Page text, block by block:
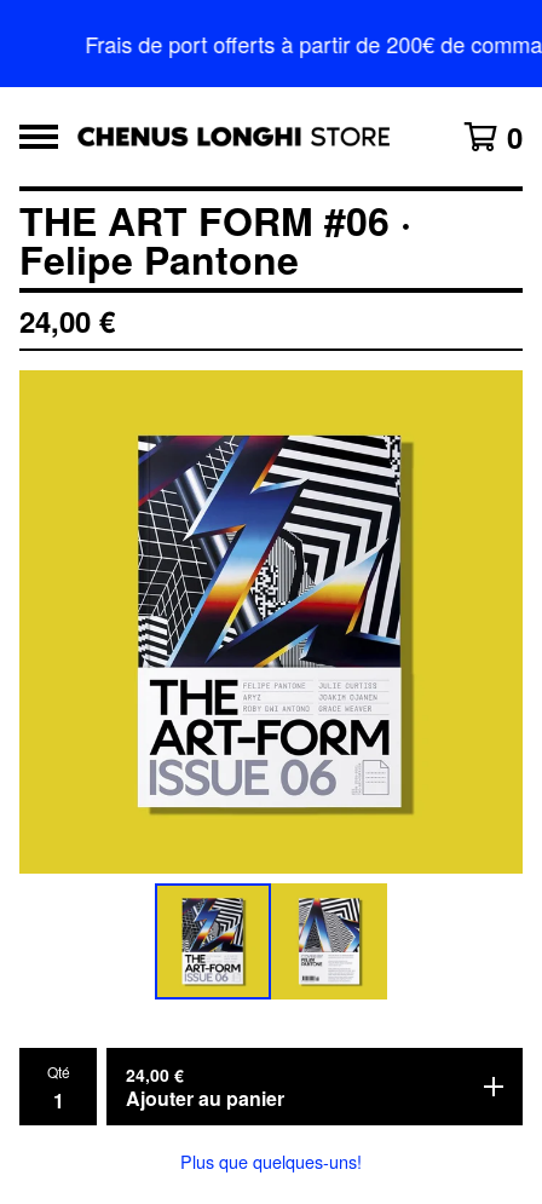
Frais de port offerts à partir de 200€ de
0
THE ART FORM #06 ·
Felipe Pantone
24,00 €
Qté 24,00 €
Ajouter au panier
Plus que quelques-uns!